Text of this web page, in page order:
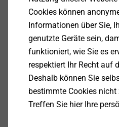
Cookies können
Informationen über Sie,
genutzte Geräte sein,
funktioniert, wie Sie es
respektiert Ihr Recht auf
Deshalb können Sie
bestimmte Cookies nicht
Treffen Sie hier Ihre